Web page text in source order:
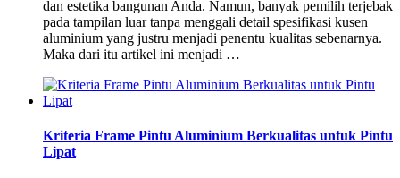
dan estetika bangunan Anda. Namun, banyak pemilih terjebak
pada tampilan luar tanpa menggali detail spesifikasi kusen
aluminium yang justru menjadi penentu kualitas sebenarnya.
Maka dari itu artikel ini menjadi …
Kriteria Frame Pintu Aluminium Berkualitas untuk Pintu
Lipat